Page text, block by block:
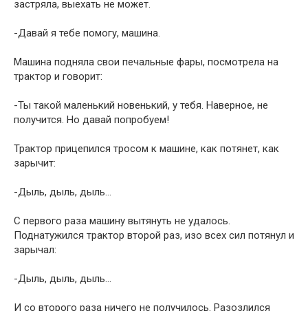
застряла, выехать не может.
-Давай я тебе помогу, машина.
Машина подняла свои печальные фары, посмотрела на
трактор и говорит:
-Ты такой маленький новенький, у тебя. Наверное, не
получится. Но давай попробуем!
Трактор прицепился тросом к машине, как потянет, как
зарычит:
-Дыль, дыль, дыль…
С первого раза машину вытянуть не удалось.
Поднатужился трактор второй раз, изо всех сил потянул и
зарычал:
-Дыль, дыль, дыль…
И со второго раза ничего не получилось. Разозлился